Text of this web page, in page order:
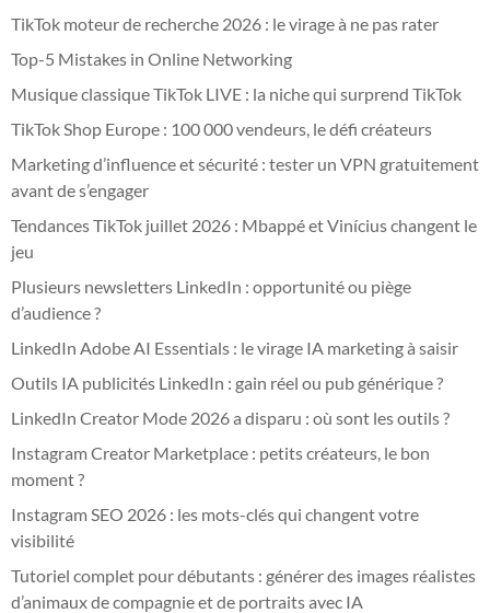
TikTok moteur de recherche 2026 : le virage à ne pas rater
Top-5 Mistakes in Online Networking
Musique classique TikTok LIVE : la niche qui surprend TikTok
TikTok Shop Europe : 100 000 vendeurs, le défi créateurs
Marketing d’influence et sécurité : tester un VPN gratuitement
avant de s’engager
Tendances TikTok juillet 2026 : Mbappé et Vinícius changent le
jeu
Plusieurs newsletters LinkedIn : opportunité ou piège
d’audience ?
LinkedIn Adobe AI Essentials : le virage IA marketing à saisir
Outils IA publicités LinkedIn : gain réel ou pub générique ?
LinkedIn Creator Mode 2026 a disparu : où sont les outils ?
Instagram Creator Marketplace : petits créateurs, le bon
moment ?
Instagram SEO 2026 : les mots-clés qui changent votre
visibilité
Tutoriel complet pour débutants : générer des images réalistes
d’animaux de compagnie et de portraits avec IA